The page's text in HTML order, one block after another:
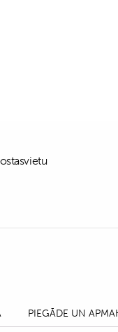
PIEGĀDE UN